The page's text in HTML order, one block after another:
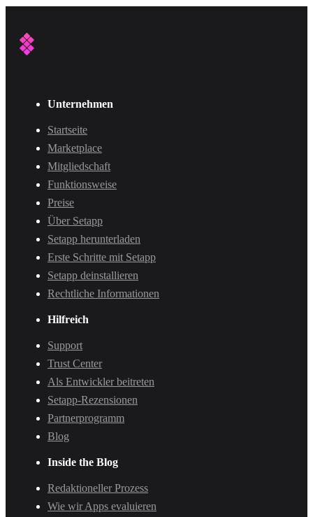
Unternehmen
Startseite
Marketplace
Mitgliedschaft
Funktionsweise
Preise
Über Setapp
Setapp herunterladen
Erste Schritte mit Setapp
Setapp deinstallieren
Rechtliche Informationen
Hilfreich
Support
Trust Center
Als Entwickler beitreten
Setapp-Rezensionen
Partnerprogramm
Blog
Inside the Blog
Redaktioneller Prozess
Wie wir Apps evaluieren